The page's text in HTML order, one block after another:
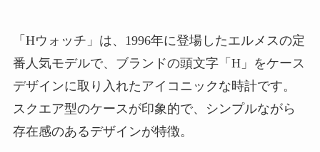
「Hウォッチ」は、1996年に登場したエルメスの定
番人気モデルで、ブランドの頭文字「H」をケース
デザインに取り入れたアイコニックな時計です。
スクエア型のケースが印象的で、シンプルながら
存在感のあるデザインが特徴。